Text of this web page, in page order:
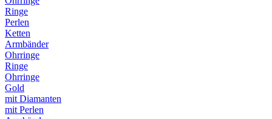
Ringe
Perlen
Ketten
Armbänder
Ohrringe
Ringe
Ohrringe
Gold
mit Diamanten
mit Perlen